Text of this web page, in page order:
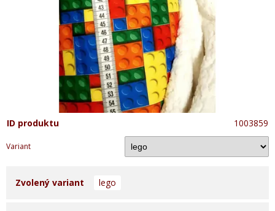
ID produktu 1003859
Variant
Zvolený variant lego